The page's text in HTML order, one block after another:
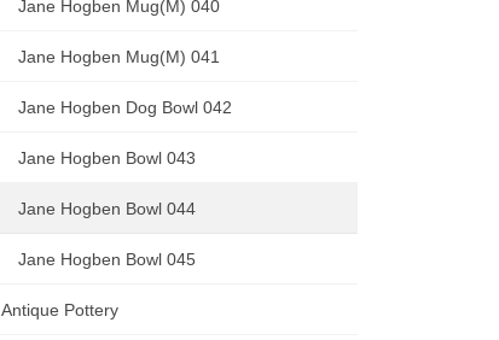
Jane Hogben Mug(M) 040
Jane Hogben Mug(M) 041
Jane Hogben Dog Bowl 042
Jane Hogben Bowl 043
Jane Hogben Bowl 044
Jane Hogben Bowl 045
Antique Pottery